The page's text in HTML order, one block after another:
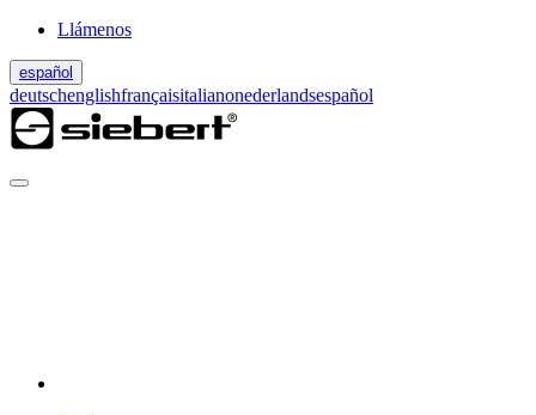
Llámenos
español
deutschenglishfrançaisitalianonederlandsespañol